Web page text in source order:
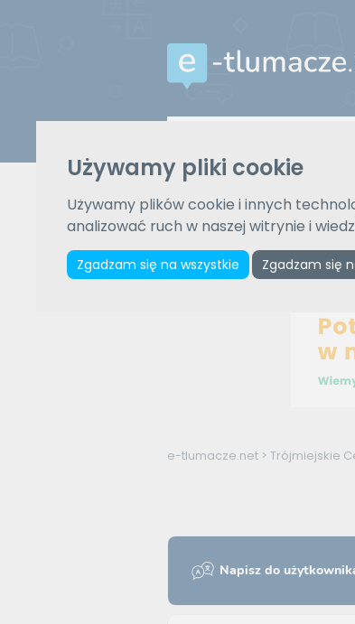
Używamy pliki cookie
Używamy plików cookie i innych
analizować ruch w naszej witrynie i
Zgadzam się na wszystkie Zgadzam się
Wybierz język
e-tlumacze.net> Trójmiejskie
Napisz do